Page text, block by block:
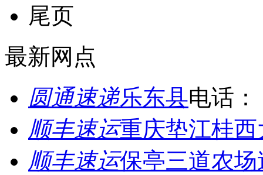
尾页
最新网点
圆通速递乐东县电话：
顺丰速运重庆垫江桂
顺丰速运保亭三道农